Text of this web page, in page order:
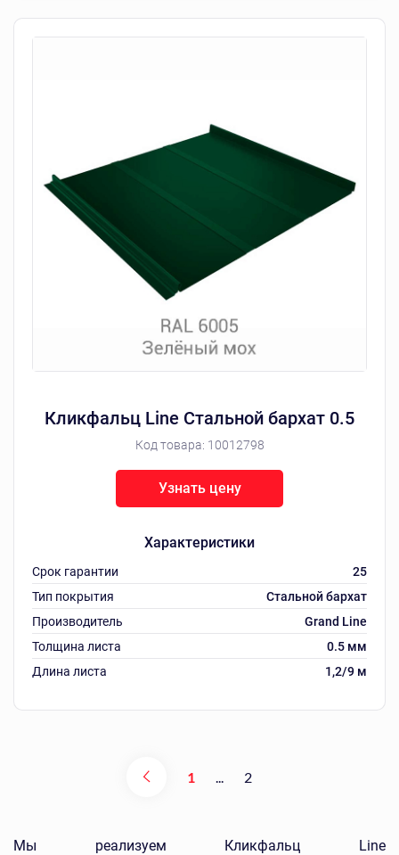
Кликфальц Line Стальной бархат 0.5
Код товара: 10012798
Характеристики
Срок гарантии
25
Тип покрытия
Стальной бархат
Производитель
Grand Line
Толщина листа
0.5 мм
Длина листа
1,2/9 м
Узнать цену
1 2
Мы реализуем Кликфальц Line